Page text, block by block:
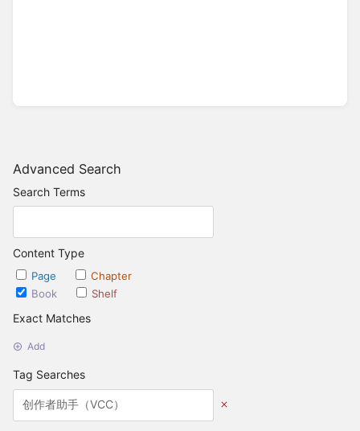
Advanced Search
Search Terms
Content Type
Page
Chapter
Book
Shelf
Exact Matches
Add
Tag Searches